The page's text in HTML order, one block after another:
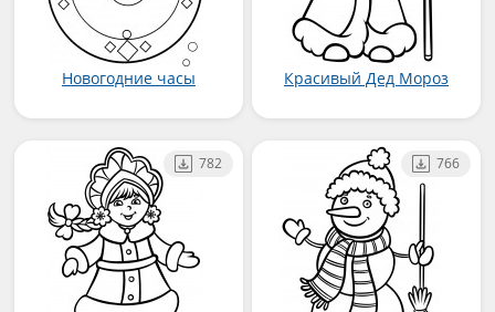
Новогодние часы Красивый Дед Мороз
782 766